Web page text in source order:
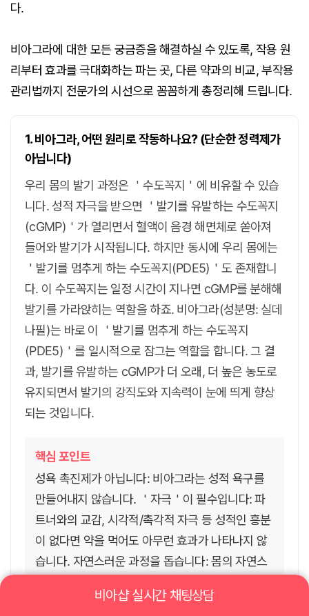
다.
비아그라에 대한 모든 궁금증을 해결하실 수 있도록, 작용 원
리부터 효과를 극대화하는 파는 곳, 다른 약과의 비교, 부작용
관리법까지 전문가의 시선으로 꼼꼼하게 총정리해 드립니다.
1. 비아그라, 어떤 원리로 작동하나요? (단순한 정력제가
아닙니다)
우리 몸의 발기 과정은 ＇수도꼭지＇에 비유할 수 있습
니다. 성적 자극을 받으면 ＇발기를 유발하는 수도꼭지
(cGMP)＇가 열리면서 혈액이 음경 해면체로 쏟아져
들어와 발기가 시작됩니다. 하지만 동시에 우리 몸에는
＇발기를 멈추게 하는 수도꼭지(PDE5)＇도 존재합니
다. 이 수도꼭지는 일정 시간이 지나면 cGMP를 분해해
발기를 가라앉히는 역할을 하죠. 비아그라(성분명: 실데
나필)는 바로 이 ＇발기를 멈추게 하는 수도꼭지
(PDE5)＇를 일시적으로 잠그는 역할을 합니다. 그 결
과, 발기를 유발하는 cGMP가 더 오래, 더 높은 농도로
유지되면서 발기의 강직도와 지속력이 눈에 띄게 향상
되는 것입니다.
핵심 포인트
성욕 촉진제가 아닙니다: 비아그라는 성적 욕구를
만들어내지 않습니다. ＇자극＇이 필수입니다: 파
트너와의 교감, 시각적/촉각적 자극 등 성적인 흥분
이 없다면 약을 먹어도 아무런 효과가 나타나지 않
습니다. 자연스러운 과정을 돕습니다: 몸의 자연스
역할을 합니다.비아샵 실시간 채팅상담